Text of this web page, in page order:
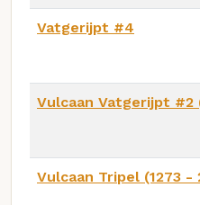
Vatgerijpt #4
Vulcaan Vatgerijpt #2
Vulcaan Tripel (1273 -